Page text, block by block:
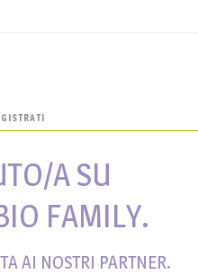
A SU
FAMILY.
AI NOSTRI PARTNER.